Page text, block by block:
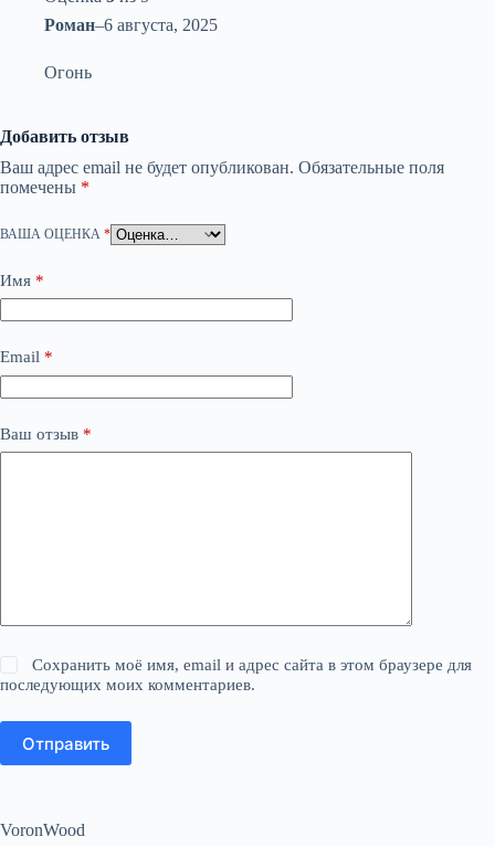
Роман–6 августа, 2025
Огонь
Добавить отзыв
Ваш адрес email не будет опубликован. Обязательные поля
помечены *
ВАША ОЦЕНКА *
Имя *
Email *
Ваш отзыв *
Сохранить моё имя, email и адрес сайта в этом браузере для
последующих моих комментариев.
Отправить
VoronWood